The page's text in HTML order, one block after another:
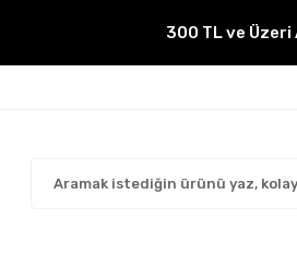
300 TL ve Üzeri